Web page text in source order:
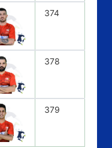
374
378
379